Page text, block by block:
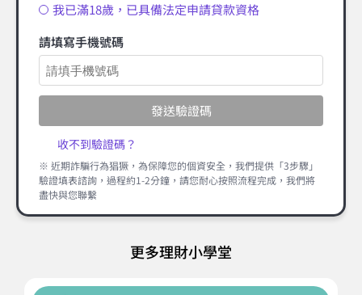
我已滿18歲，已具備法定申請貸款資格
請填寫手機號碼
發送驗證碼
收不到驗證碼？
※ 近期詐騙行為猖獗，為保障您的個資安全，我們提供「3步驟」
驗證填表諮詢，過程約1-2分鐘，請您耐心按照流程完成，我們將
盡快與您聯繫
更多理財小學堂